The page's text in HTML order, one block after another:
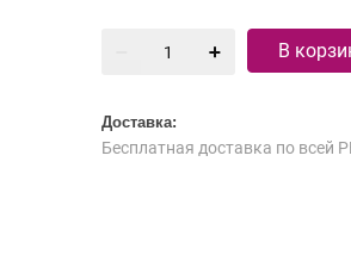
В
Доставка:
Бесплатная доставка по всей